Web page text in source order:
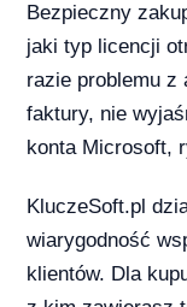
zmienił reguły —
71% małych firm
04-08
Bezpieczny
jaki typ licencji
razie problemu z
faktury, nie
konta Microsoft,
KluczeSoft.pl
wiarygodność
klientów. Dla